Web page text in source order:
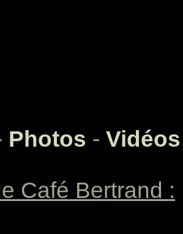
Photos - Vidéos
Café Bertrand :